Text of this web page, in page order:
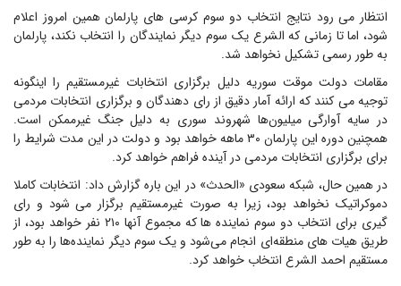
انتظار می رود نتایج انتخاب دو سوم کرسی های پارلمان همین امروز اعلام
شود، اما تا زمانی که الشرع یک سوم دیگر نمایندگان را انتخاب نکند، پارلمان
به طور رسمی تشکیل نخواهد شد.
مقامات دولت موقت سوریه دلیل برگزاری انتخابات غیرمستقیم را اینگونه
توجیه می کنند که ارائه آمار دقیق از رای دهندگان و برگزاری انتخابات مردمی
در سایه آوارگی میلیون‌ها شهروند سوری به دلیل جنگ غیرممکن است.
همچنین دوره این پارلمان ۳۰ ماهه خواهد بود و دولت در این مدت شرایط را
برای برگزاری انتخابات مردمی در آینده فراهم خواهد کرد.
در همین حال، شبکه سعودی «الحدث» در این باره گزارش داد: انتخابات کاملا
دموکراتیک نخواهد بود، زیرا به صورت غیرمستقیم برگزار می شود و رای
گیری برای انتخاب دو سوم نماینده ها که مجموع آنها ۲۱۰ نفر خواهد بود، از
طریق هیات های منطقه‌ای انجام می‌شود و یک سوم دیگر نماینده‌ها را به طور
مستقیم احمد الشرع انتخاب خواهد کرد.